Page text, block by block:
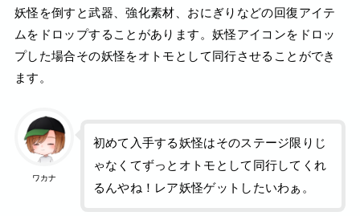
妖怪を倒すと武器、強化素材、おにぎりなどの回復アイテ
ムをドロップすることがあります。妖怪アイコンをドロッ
プした場合その妖怪をオトモとして同行させることができ
ます。
ワカナ
初めて入手する妖怪はそのステージ限りじ
ゃなくてずっとオトモとして同行してくれ
るんやね！レア妖怪ゲットしたいわぁ。